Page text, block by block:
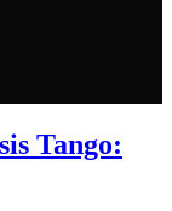
Tango: